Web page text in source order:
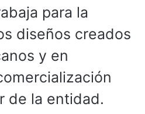
para la
diseños creados
y en
de la entidad.